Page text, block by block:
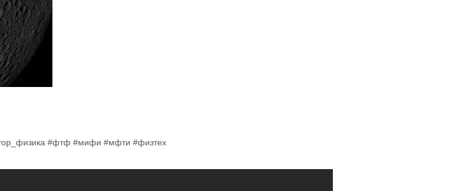
#фтф #мифи #мфти #физтех